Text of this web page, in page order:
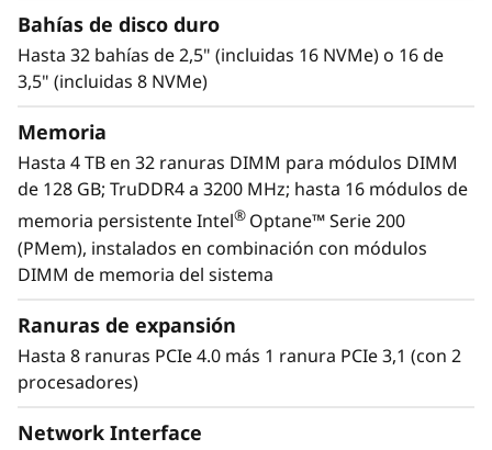
para redes PCIe, lo que reduce los cuellos de
botella de datos en el entorno de TI.
Acelere el proceso de extracción de
Bahías de disco duro
Hasta 32 bahías de 2,5" (incluidas 16 NVMe) o 16 de
3,5" (incluidas 8 NVMe)
Memoria
Hasta 4 TB en 32 ranuras DIMM para módulos DIMM
de 128 GB; TruDDR4 a 3200 MHz; hasta 16 módulos de
memoria persistente Intel® Optane™ Serie 200
(PMem), instalados en combinación con módulos
DIMM de memoria del sistema
Ranuras de expansión
Hasta 8 ranuras PCIe 4.0 más 1 ranura PCIe 3,1 (con 2
procesadores)
Network Interface